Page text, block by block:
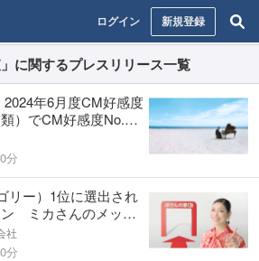
ログイン 新規登録
」に関するプレスリリース一覧
年6月度CM好感度
）でCM好感度No.1
分
リー）1位に選出され
ミカさんのメッセ
14日（金）全国放映
社
分